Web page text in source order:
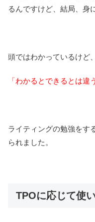
るんですけど、結局、身
頭ではわかっているけど
「わかるとできるとは違
ライティングの勉強をす
られました。
TPOに応じて使